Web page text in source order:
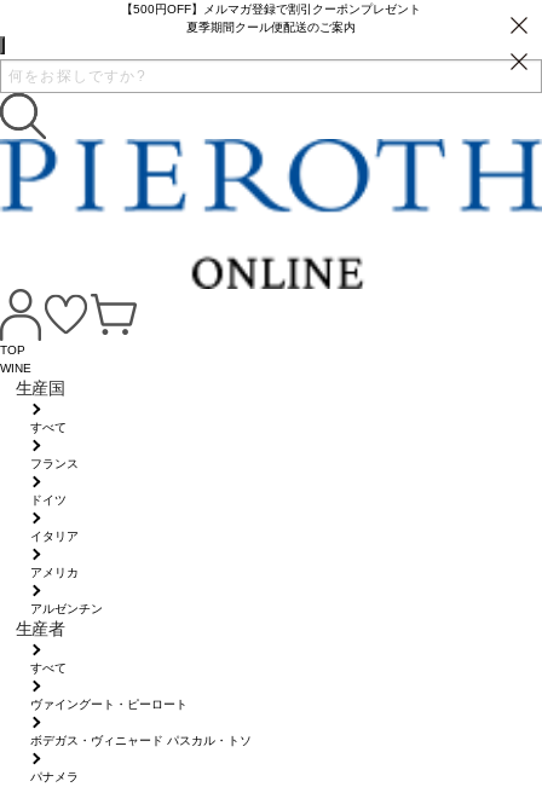
【500円OFF】メルマガ登録で割引クーポンプレゼント
夏季期間クール便配送のご案内
TOP
WINE
生産国
すべて
フランス
ドイツ
イタリア
アメリカ
アルゼンチン
生産者
すべて
ヴァイングート・ピーロート
ボデガス・ヴィニャード パスカル・トソ
パナメラ